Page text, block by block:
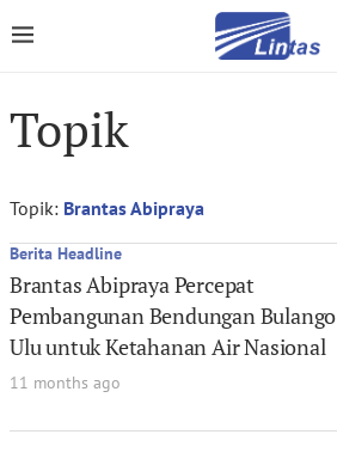
Topik
Topik: Brantas Abipraya
Berita Headline
Brantas Abipraya Percepat
Pembangunan Bendungan Bulango
Ulu untuk Ketahanan Air Nasional
11 months ago